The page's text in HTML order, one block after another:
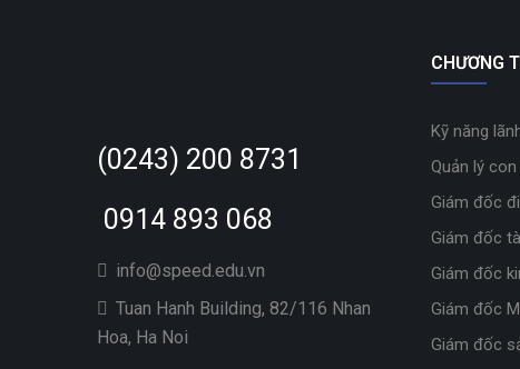
(0243) 200 8731
0914 893 068
info@speed.edu.vn
Tuan Hanh Building, 82/116 Nhan
Hoa, Ha Noi
CHƯƠNG
Kỹ năng
Quản lý
Giám đốc
Giám đốc
Giám đốc
Giám đốc
Giám đốc